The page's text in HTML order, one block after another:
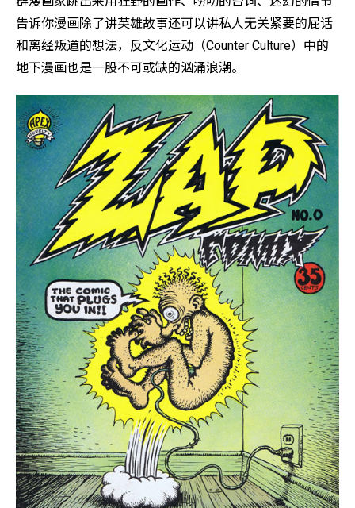
告诉你漫画除了讲英雄故事还可以讲私人无关紧要的屁话
和离经叛道的想法，反文化运动（Counter Culture）中的
地下漫画也是一股不可或缺的汹涌浪潮。